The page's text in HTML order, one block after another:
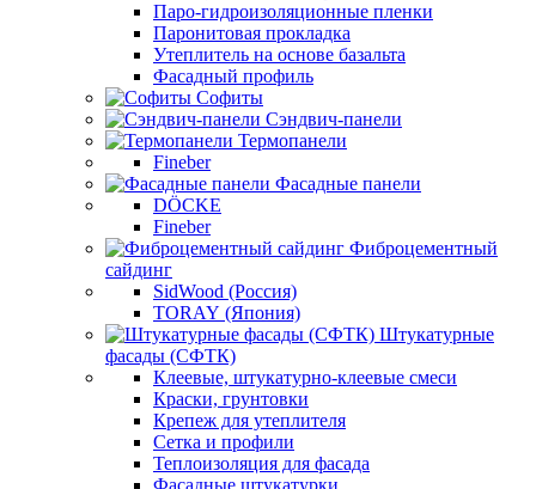
Паро-гидроизоляционные пленки
Паронитовая прокладка
Утеплитель на основе базальта
Фасадный профиль
Софиты
Сэндвич-панели
Термопанели
Fineber
Фасадные панели
DÖCKE
Fineber
Фиброцементный
сайдинг
SidWood (Россия)
TORAY (Япония)
Штукатурные
фасады (СФТК)
Клеевые, штукатурно-клеевые смеси
Краски, грунтовки
Крепеж для утеплителя
Сетка и профили
Теплоизоляция для фасада
Фасадные штукатурки